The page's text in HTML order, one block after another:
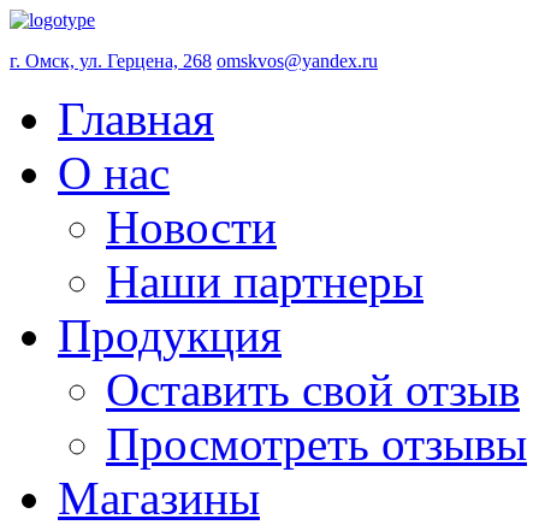
г. Омск, ул. Герцена, 268 omskvos@yandex.ru
Главная
О нас
Новости
Наши партнеры
Продукция
Оставить свой отзыв
Просмотреть отзывы
Магазины